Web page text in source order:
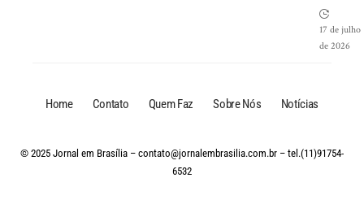
17 de julho
de 2026
Home Contato Quem Faz Sobre Nós Notícias
© 2025 Jornal em Brasília – contato@jornalembrasilia.com.br – tel.(11)91754-
6532